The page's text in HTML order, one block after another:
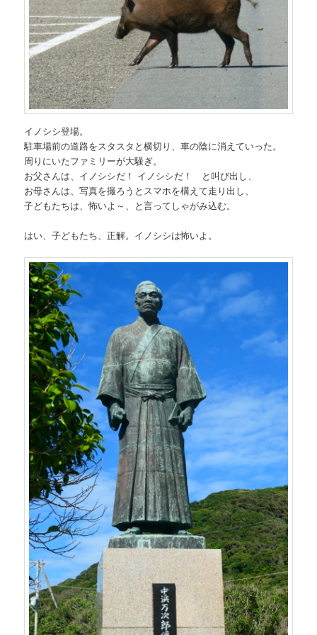
イノシシ登場。
駐車場前の道路をスタスタと横切り、車の陰に消えていった。
周りにいたファミリーが大騒ぎ。
お父さんは、イノシシだ！ イノシシだ！ と叫び出し、
お母さんは、写真を撮ろうとスマホを構えて走り出し、
子どもたちは、怖いよ～、と言ってしゃがみ込む。
はい、子どもたち、正解。イノシシは怖いよ。